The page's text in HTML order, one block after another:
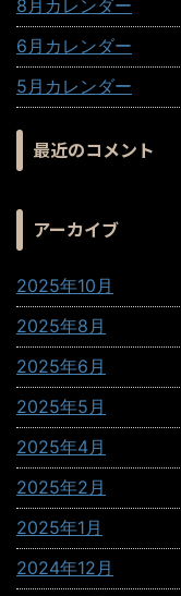
8月カレンダー
6月カレンダー
5月カレンダー
最近のコメント
アーカイブ
2025年10月
2025年8月
2025年6月
2025年5月
2025年4月
2025年2月
2025年1月
2024年12月